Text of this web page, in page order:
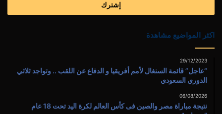
اكثر المواضيع مشاهدة
29/12/2023
“عاجل” قائمة السنغال لأمم أفريقيا و الدفاع عن اللقب .. وتواجد ثلاثي
الدوري السعودي
06/08/2026
نتيجة مباراة مصر والصين فى كأس العالم لكرة اليد تحت 18 عام